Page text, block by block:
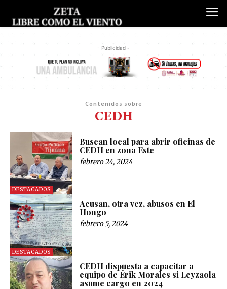
- Publicidad -
Contenidos sobre
CEDH
DESTACADOS
Buscan local para abrir oficinas de
CEDH en zona Este
febrero 24, 2024
DESTACADOS
Acusan, otra vez, abusos en El
Hongo
febrero 5, 2024
CEDH dispuesta a capacitar a
equipo de Érik Morales si Leyzaola
asume cargo en 2024